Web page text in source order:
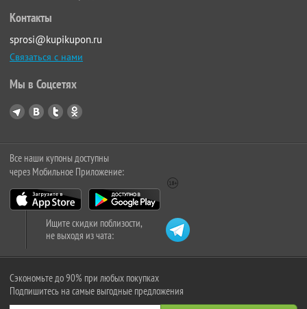
Контакты
sprosi@kupikupon.ru
Связаться с нами
Мы в Соцсетях
Все наши купоны доступны
через Мобильное Приложение:
Ищите скидки поблизости,
не выходя из чата:
Сэкономьте до 90% при любых покупках
Подпишитесь на самые выгодные предложения